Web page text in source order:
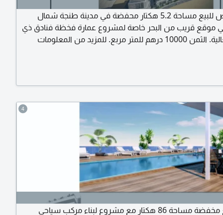
قطعة أرض للبيع مساحة 5.2 هكتار محفضة في مدينة طنجة شمال
موقع قريب من البحر خاصة لمشروع عمارة فخظة فنادق ذي
الجودة العالية. الثمن 10000 درهم للمتر مربع. للمزيد من المعلومات
4
أرض للبيع مخفضة مساحة 86 هكتار مع مشروع لبناء مركب سياحي